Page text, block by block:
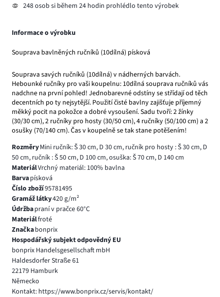
248 osob si během 24 hodin prohlédlo tento výrobek
Informace o výrobku
Souprava bavlněných ručníků (10dílná) písková
Souprava savých ručníků (10dílná) v nádherných barvách.
Hebounké ručníky pro vaši koupelnu: 10dílná souprava ručníků vás
nadchne na první pohled! Jednobarevné odstíny se střídají od těch
decentních po ty nejsytější. Použití čisté bavlny zajišťuje příjemný
měkký pocit na pokožce a dobré vysoušení. Sadu tvoří: 2 žínky
(30/30 cm), 2 ručníky pro hosty (30/50 cm), 4 ručníky (50/100 cm) a 2
osušky (70/140 cm). Čas v koupelně se tak stane potěšením!
RozměryMini ručník: Š 30 cm, D 30 cm, ručník pro hosty : Š 30 cm, D
50 cm, ručník : Š 50 cm, D 100 cm, osuška: Š 70 cm, D 140 cm
MateriálVrchný materiál: 100% bavlna
Barvapísková
Číslo zboží95781495
Gramáž látky420 g/m²
Údržbapraní v pračce 60°C
Materiálfroté
Značkabonprix
Hospodářský subjekt odpovědný EU
bonprix Handelsgesellschaft mbH
Haldesdorfer Straße 61
22179 Hamburk
Německo
Kontakt: https://www.bonprix.cz/servis/kontakt/